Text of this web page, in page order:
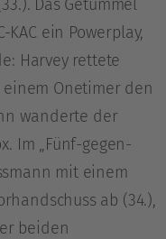
Das Getümmel
ein Powerplay,
Harvey rettete
einem Onetimer den
wanderte der
Im „Fünf-gegen-
mit einem
ab (34.),
beiden